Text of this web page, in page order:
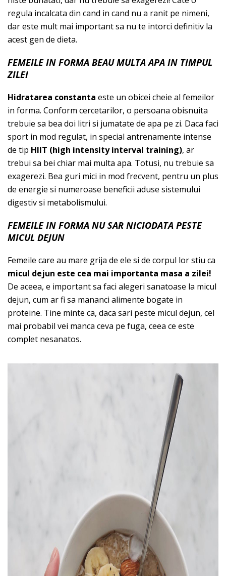
regula incalcata din cand in cand nu a ranit pe nimeni,
dar este mult mai important sa nu te intorci definitiv la
acest gen de dieta.
FEMEILE IN FORMA BEAU MULTA APA IN TIMPUL
ZILEI
Hidratarea constanta este un obicei cheie al femeilor
in forma. Conform cercetarilor, o persoana obisnuita
trebuie sa bea doi litri si jumatate de apa pe zi. Daca faci
sport in mod regulat, in special antrenamente intense
de tip HIIT (high intensity interval training), ar
trebui sa bei chiar mai multa apa. Totusi, nu trebuie sa
exagerezi. Bea guri mici in mod frecvent, pentru un plus
de energie si numeroase beneficii aduse sistemului
digestiv si metabolismului.
FEMEILE IN FORMA NU SAR NICIODATA PESTE
MICUL DEJUN
Femeile care au mare grija de ele si de corpul lor stiu ca
micul dejun este cea mai importanta masa a zilei!
De aceea, e important sa faci alegeri sanatoase la micul
dejun, cum ar fi sa mananci alimente bogate in
proteine. Tine minte ca, daca sari peste micul dejun, cel
mai probabil vei manca ceva pe fuga, ceea ce este
complet nesanatos.